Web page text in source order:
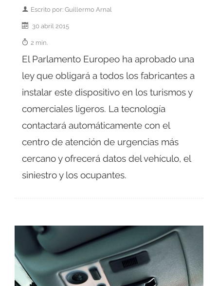
Escrito por: Guillermo Arnal
30 abril 2015
2 min.
El Parlamento Europeo ha aprobado una
ley que obligará a todos los fabricantes a
instalar este dispositivo en los turismos y
comerciales ligeros. La tecnología
contactará automáticamente con el
centro de atención de urgencias más
cercano y ofrecerá datos del vehículo, el
siniestro y los ocupantes.